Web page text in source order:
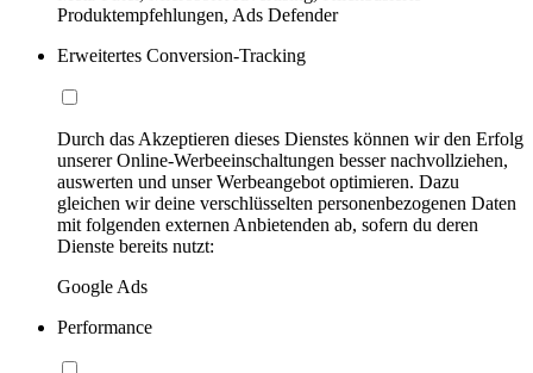
Produktempfehlungen, Ads Defender
Erweitertes Conversion-Tracking
Durch das Akzeptieren dieses Dienstes können wir den Erfolg
unserer Online-Werbeeinschaltungen besser nachvollziehen,
auswerten und unser Werbeangebot optimieren. Dazu
gleichen wir deine verschlüsselten personenbezogenen Daten
mit folgenden externen Anbietenden ab, sofern du deren
Dienste bereits nutzt:
Google Ads
Performance